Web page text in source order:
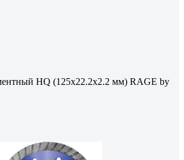
HQ (125х22.2х2.2 мм) RAGE by